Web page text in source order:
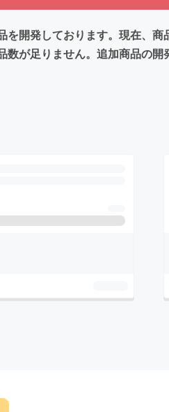
開発しております。現在、
が足りません。追加商品の